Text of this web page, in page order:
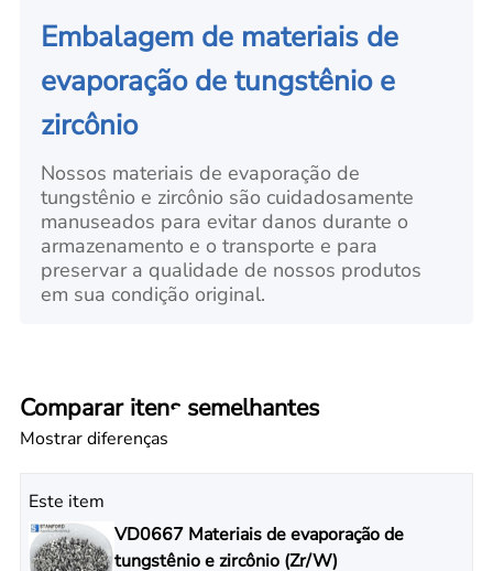
Embalagem de materiais de
evaporação de tungstênio e
zircônio
Nossos materiais de evaporação de
tungstênio e zircônio são cuidadosamente
manuseados para evitar danos durante o
armazenamento e o transporte e para
preservar a qualidade de nossos produtos
em sua condição original.
Comparar itens semelhantes
Mostrar diferenças
Este item
VD0667 Materiais de evaporação de
tungstênio e zircônio (Zr/W)